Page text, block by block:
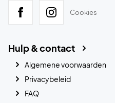
Cookies
Hulp & contact
Algemene voorwaarden
Privacybeleid
FAQ